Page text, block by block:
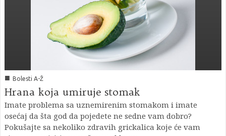
■ Bolesti A-Ž
Hrana koja umiruje stomak
Imate problema sa uznemirenim stomakom i imate
osećaj da šta god da pojedete ne sedne vam dobro?
Pokušajte sa nekoliko zdravih grickalica koje će vam